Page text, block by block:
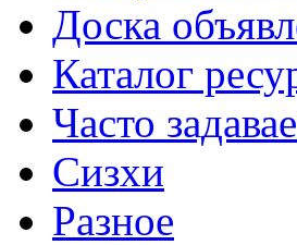
Доска
Каталог
Часто
Сизхи
Разное